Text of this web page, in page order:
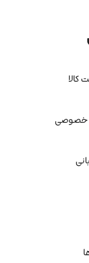
کالا
خصوصی